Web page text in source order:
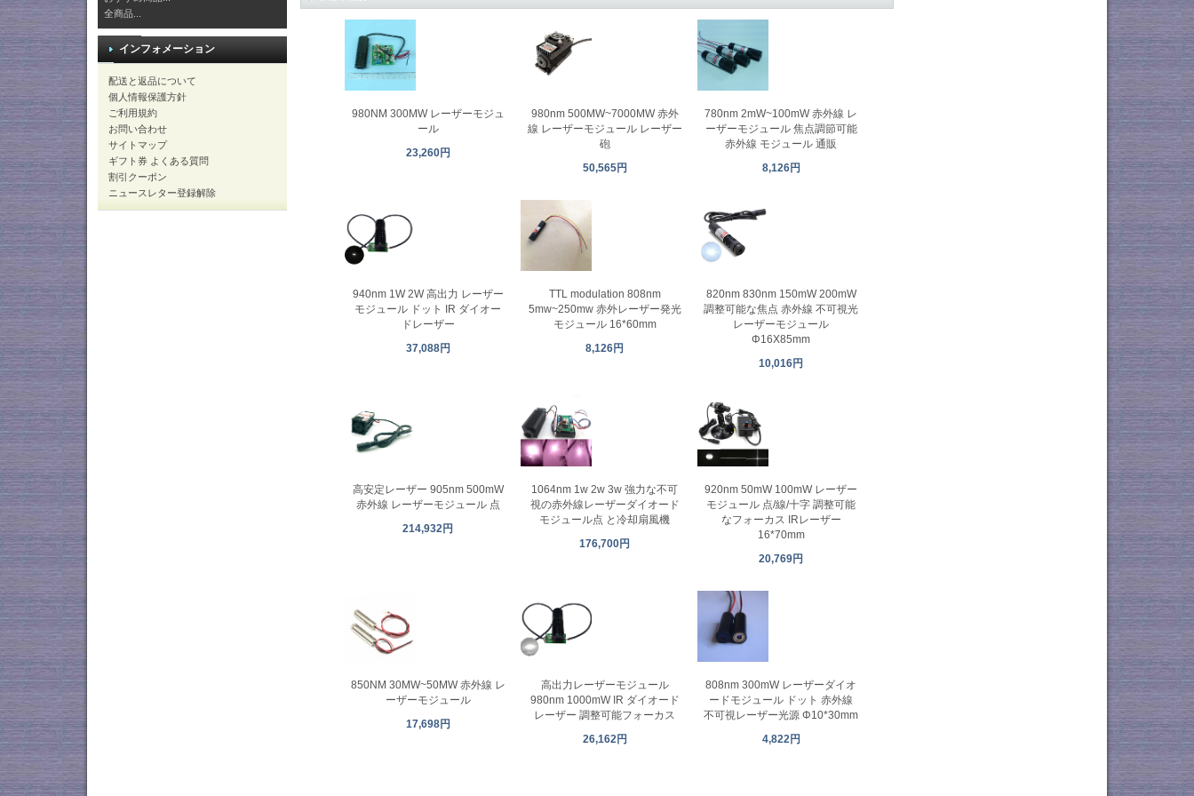
全商品...
インフォメーション
配送と返品について
個人情報保護方針
ご利用規約
お問い合わせ
サイトマップ
ギフト券 よくある質問
割引クーポン
ニュースレター登録解除
980NM 300MW レーザーモジュ
ール
23,260円
980nm 500MW~7000MW 赤外
線 レーザーモジュール レーザー
砲
50,565円
780nm 2mW~100mW 赤外線 レ
ーザーモジュール 焦点調節可能
赤外線 モジュール 通販
8,126円
940nm 1W 2W 高出力 レーザー
モジュール ドット IR ダイオー
ドレーザー
37,088円
TTL modulation 808nm
5mw~250mw 赤外レーザー発光
モジュール 16*60mm
8,126円
820nm 830nm 150mW 200mW
調整可能な焦点 赤外線 不可視光
レーザーモジュール
Φ16X85mm
10,016円
高安定レーザー 905nm 500mW
赤外線 レーザーモジュール 点
214,932円
1064nm 1w 2w 3w 強力な不可
視の赤外線レーザーダイオード
モジュール点 と冷却扇風機
176,700円
920nm 50mW 100mW レーザー
モジュール 点/線/十字 調整可能
なフォーカス IRレーザー
16*70mm
20,769円
850NM 30MW~50MW 赤外線 レ
ーザーモジュール
17,698円
高出力レーザーモジュール
980nm 1000mW IR ダイオード
レーザー 調整可能フォーカス
26,162円
808nm 300mW レーザーダイオ
ードモジュール ドット 赤外線
不可視レーザー光源 Φ10*30mm
4,822円